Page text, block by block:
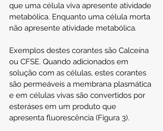
que uma célula viva apresente atividade
metabólica. Enquanto uma célula morta
não apresente atividade metabólica.
Exemplos destes corantes são Calceína
ou CFSE. Quando adicionados em
solução com as células, estes corantes
são permeáveis a membrana plasmática
e em células vivas são convertidos por
esteráses em um produto que
apresenta fluorescência (Figura 3).